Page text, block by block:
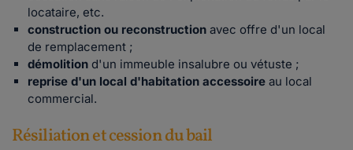
locataire, etc.
construction ou reconstruction avec offre d'un local
de remplacement ;
démolition d'un immeuble insalubre ou vétuste ;
reprise d'un local d'habitation accessoire au local
commercial.
Résiliation et cession du bail